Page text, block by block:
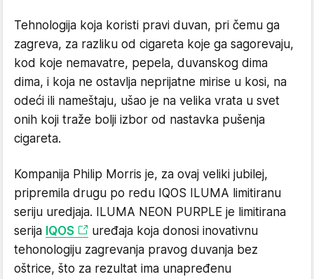
Tehnologija koja koristi pravi duvan, pri čemu ga
zagreva, za razliku od cigareta koje ga sagorevaju,
kod koje nemavatre, pepela, duvanskog dima
dima, i koja ne ostavlja neprijatne mirise u kosi, na
odeći ili nameštaju, ušao je na velika vrata u svet
onih koji traže bolji izbor od nastavka pušenja
cigareta.
Kompanija Philip Morris je, za ovaj veliki jubilej,
pripremila drugu po redu IQOS ILUMA limitiranu
seriju uredjaja. ILUMA NEON PURPLE je limitirana
serija IQOS
uređaja koja donosi inovativnu
tehonologiju zagrevanja pravog duvanja bez
oštrice, što za rezultat ima unapređenu